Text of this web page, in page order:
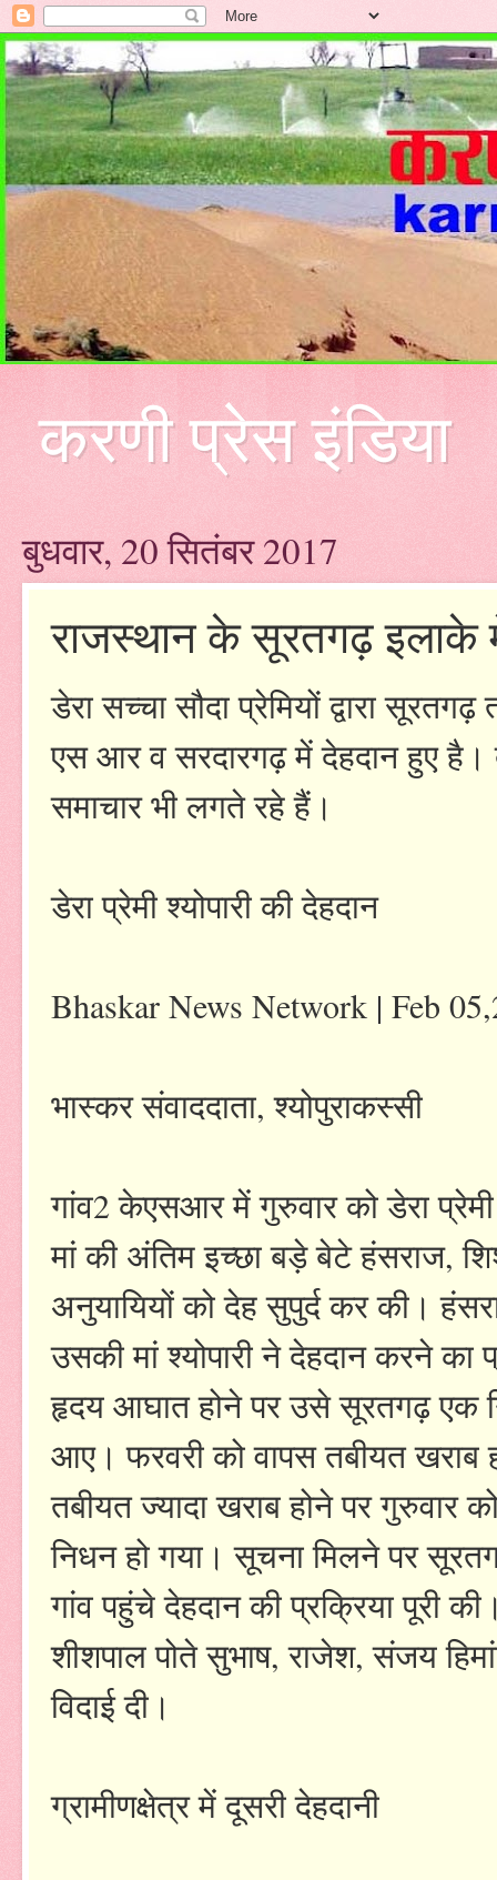
करणी प्रेस इंडिया
बुधवार, 20 सितंबर 2017
राजस्थान के सूरतगढ़ इलाके
डेरा सच्चा सौदा प्रेमियों द्वारा
एस आर व सरदारगढ़ में देहदान हुए
समाचार भी लगते रहे हैं।
डेरा प्रेमी श्योपारी की देहदान
Bhaskar News Network | Feb
भास्कर संवाददाता, श्योपुराकस्सी
गांव2 केएसआर में गुरुवार को डेरा प्रेमी
मां की अंतिम इच्छा बड़े बेटे हंसराज,
अनुयायियों को देह सुपुर्द कर की।
उसकी मां श्योपारी ने देहदान करने का
हृदय आघात होने पर उसे सूरतगढ़ एक
आए। फरवरी को वापस तबीयत
तबीयत ज्यादा खराब होने पर गुरुवार
निधन हो गया। सूचना मिलने पर
गांव पहुंचे देहदान की प्रक्रिया पूरी
शीशपाल पोते सुभाष, राजेश, संजय
विदाई दी।
ग्रामीणक्षेत्र में दूसरी देहदानी